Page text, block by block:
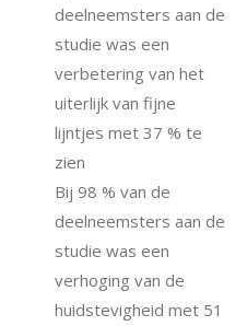
deelneemsters aan de
studie was een
verbetering van het
uiterlijk van fijne
lijntjes met 37 % te
zien
Bij 98 % van de
deelneemsters aan de
studie was een
verhoging van de
huidstevigheid met 51